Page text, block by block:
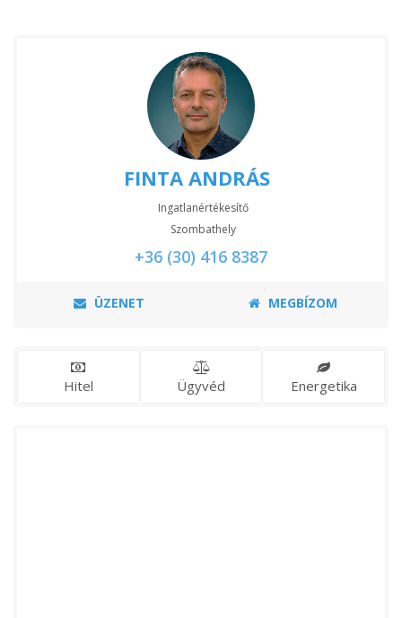
FINTA ANDRÁS
Ingatlanértékesítő
Szombathely
+36 (30) 416 8387
ÜZENET MEGBÍZOM
Hitel Ügyvéd Energetika